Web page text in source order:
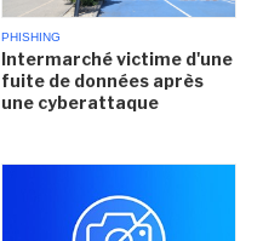
PHISHING
Intermarché victime d'une
fuite de données après
une cyberattaque